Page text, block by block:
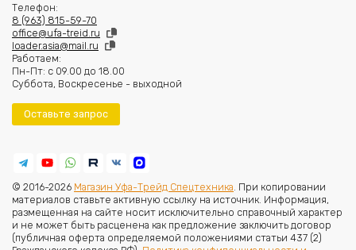
Телефон:
8 (963) 815-59-70
office@ufa-treid.ru
loader.asia@mail.ru
Работаем:
Пн-Пт: с 09.00 до 18.00
Суббота, Воскресенье - выходной
Оставьте запрос
© 2016-2026 Магазин Уфа-Трейд Спецтехника . При копировании
материалов ставьте активную ссылку на источник. Информация,
размещенная на сайте носит исключительно справочный характер
и не может быть расценена как предложение заключить договор
(публичная оферта определяемой положениями статьи 437 (2)